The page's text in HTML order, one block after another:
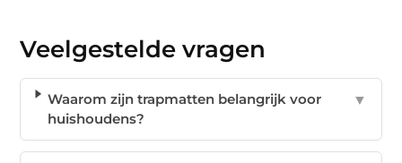
Veelgestelde vragen
Waarom zijn trapmatten belangrijk voor
huishoudens?
▼